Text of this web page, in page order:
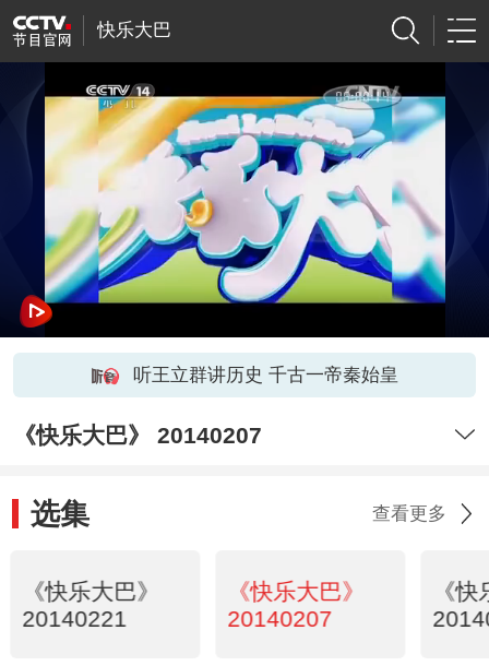
快乐大巴
听王立群讲历史 千古一帝秦始皇
《快乐大巴》 20140207
选集 查看更多
《快乐大巴》
20140221
《快乐大巴》
20140207
《